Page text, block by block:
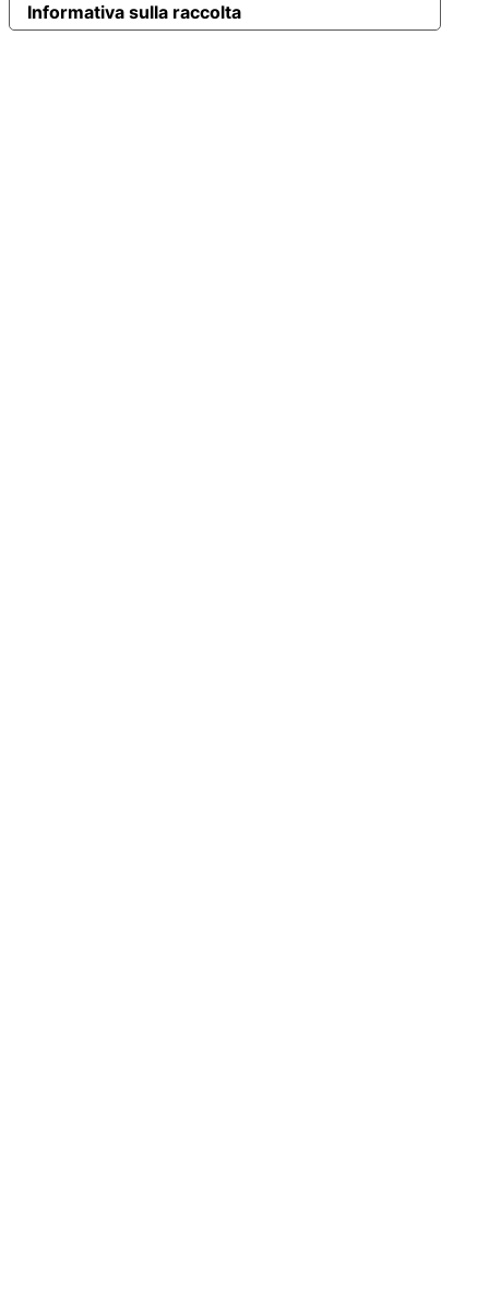
Informativa sulla raccolta